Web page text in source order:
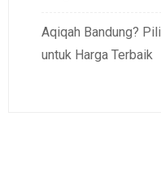
Aqiqah Bandung?
untuk Harga Terbaik